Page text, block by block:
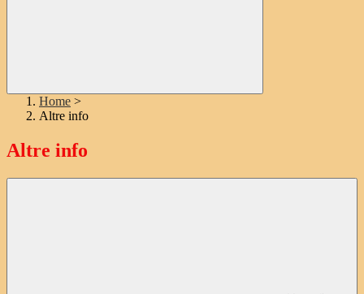
Home >
Altre info
Altre info